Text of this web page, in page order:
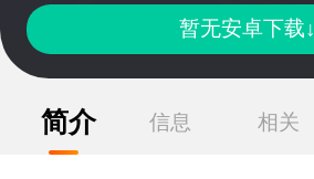
暂无安卓下载↓
简介 信息 相关